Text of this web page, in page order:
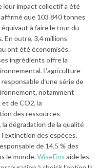
leur impact collectif a été
que 103 840 tonnes
à faire le tour du
En outre, 3,4 millions
ont été économisés.
ingrédients offre la
L’agriculture
d’une série de
notamment
de CO2, la
des ressources
dégradation de la qualité
l’extinction des espèces.
de 14,5 % des
le monde.WiseFins aide les